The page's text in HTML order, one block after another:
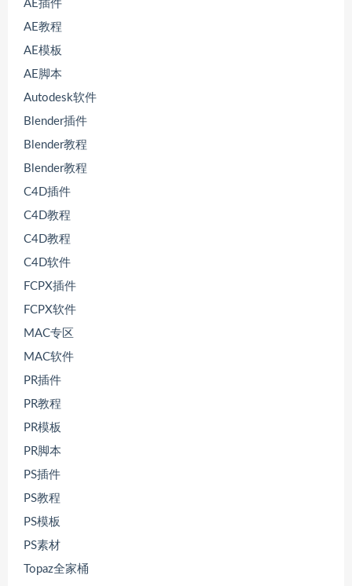
AE插件
AE教程
AE模板
AE脚本
Autodesk软件
Blender插件
Blender教程
Blender教程
C4D插件
C4D教程
C4D教程
C4D软件
FCPX插件
FCPX软件
MAC专区
MAC软件
PR插件
PR教程
PR模板
PR脚本
PS插件
PS教程
PS模板
PS素材
Topaz全家桶